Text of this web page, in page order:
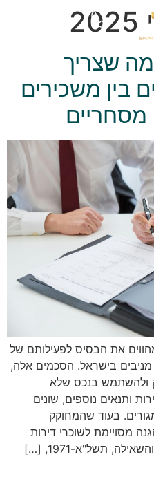
שצריך
בין משכירים
מסחריים
את הבסיס לפעילותם של
מניבים בישראל. הסכמים אלה,
ולהשתמש בנכס שלא
ותנאים נוספים, שונים
בעוד שהמחוקק
מסויימת לשוכרי דירות
תשל"א-1971, […]